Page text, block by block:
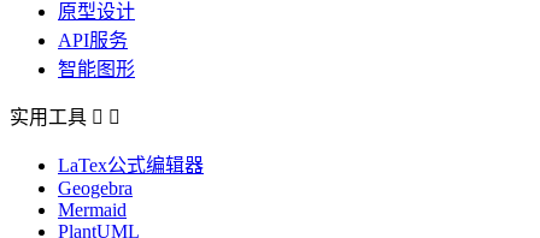
原型设计
API服务
智能图形
实用工具  
LaTex公式编辑器
Geogebra
Mermaid
PlantUML